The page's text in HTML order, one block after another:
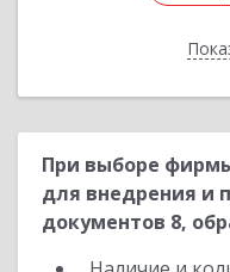
При выборе
для внедрения и
документов 8,